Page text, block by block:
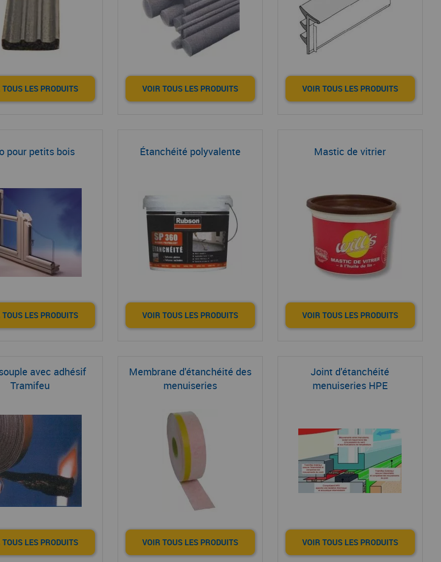
TOUS LES PRODUITS VOIR TOUS LES PRODUITS VOIR TOUS LES PRODUITS
pour petits bois
TOUS LES PRODUITS
Étanchéité polyvalente
VOIR TOUS LES PRODUITS
Mastic de vitrier
VOIR TOUS LES PRODUITS
avec adhésif
Tramifeu
TOUS LES PRODUITS
Membrane d'étanchéité des
menuiseries
VOIR TOUS LES PRODUITS
Joint d'étanchéité
menuiseries HPE
VOIR TOUS LES PRODUITS